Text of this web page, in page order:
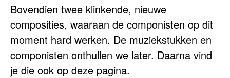
Bovendien twee klinkende, nieuwe
composities, waaraan de componisten op dit
moment hard werken. De muziekstukken en
componisten onthullen we later. Daarna vind
je die ook op deze pagina.